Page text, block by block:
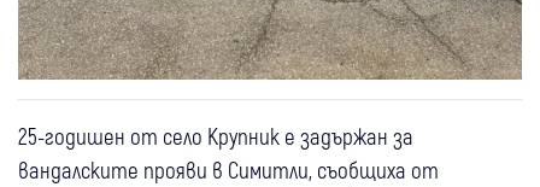
25-годишен от село Крупник е задържан за
вандалските прояви в Симитли, съобщиха от